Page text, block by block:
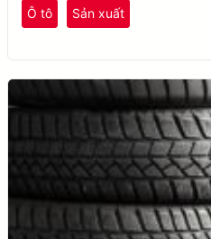
Ô tô Sản xuất